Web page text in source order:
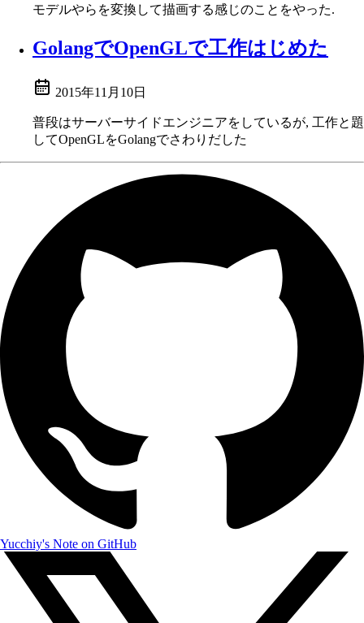
モデルやらを変換して描画する感じのことをやった.
GolangでOpenGLで工作はじめた
2015年11月10日
普段はサーバーサイドエンジニアをしているが, 工作と題
してOpenGLをGolangでさわりだした
Yucchiy's Note on GitHub